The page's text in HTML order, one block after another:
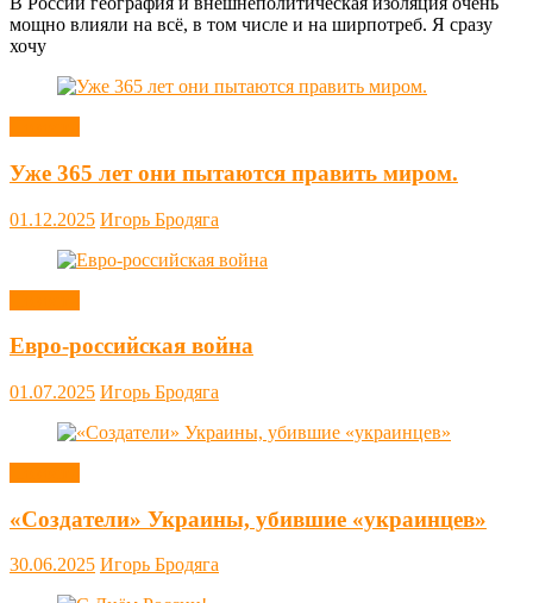
мощно влияли на всё, в том числе и на ширпотреб. Я сразу
хочу
Уже 365 лет они пытаются править миром.
01.12.2025 Игорь Бродяга
Евро-российская война
01.07.2025 Игорь Бродяга
«Создатели» Украины, убившие «украинцев»
30.06.2025 Игорь Бродяга